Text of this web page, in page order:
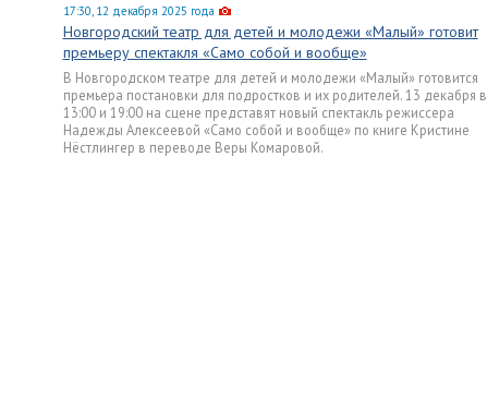
17:30, 12 декабря 2025 года
Новгородский театр для детей и молодежи «Малый» готовит
премьеру спектакля «Само собой и вообще»
В Новгородском театре для детей и молодежи «Малый» готовится
премьера постановки для подростков и их родителей. 13 декабря в
13:00 и 19:00 на сцене представят новый спектакль режиссера
Надежды Алексеевой «Само собой и вообще» по книге Кристине
Нёстлингер в переводе Веры Комаровой.